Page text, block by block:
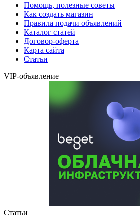
Помощь, полезные советы
Как создать магазин
Правила подачи объявлений
Каталог статей
Договор-оферта
Карта сайта
Статьи
VIP-объявление
Статьи